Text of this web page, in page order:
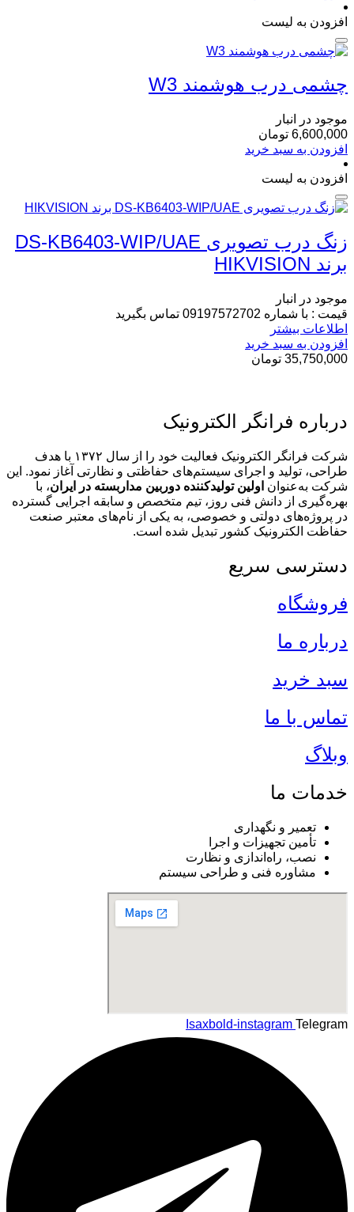
افزودن به لیست
چشمی درب هوشمند W3
موجود در انبار
6,600,000 تومان
افزودن به سبد خرید
افزودن به لیست
زنگ درب تصویری DS-KB6403-WIP/UAE
برند HIKVISION
موجود در انبار
قیمت : با شماره 09197572702 تماس بگیرید
اطلاعات بیشتر
افزودن به سبد خرید
35,750,000 تومان
درباره فرانگر الکترونیک
شرکت فرانگر الکترونیک فعالیت خود را از سال ۱۳۷۲ با هدف
طراحی، تولید و اجرای سیستم‌های حفاظتی و نظارتی آغاز نمود. این
شرکت به‌عنوان اولین تولیدکننده دوربین مداربسته در ایران، با
بهره‌گیری از دانش فنی روز، تیم متخصص و سابقه اجرایی گسترده
در پروژه‌های دولتی و خصوصی، به یکی از نام‌های معتبر صنعت
حفاظت الکترونیک کشور تبدیل شده است.
دسترسی سریع
فروشگاه
درباره ما
سبد خرید
تماس با ما
وبلاگ
خدمات ما
تعمیر و نگهداری
تأمین تجهیزات و اجرا
نصب، راه‌اندازی و نظارت
مشاوره فنی و طراحی سیستم
Isaxbold-instagram Telegram